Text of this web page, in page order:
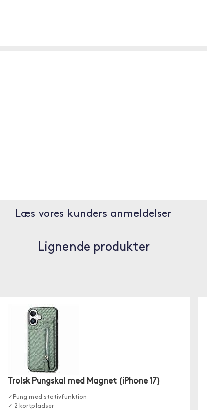
Læs vores kunders anmeldelser
Lignende produkter
Trolsk Pungskal med Magnet (iPhone 17)
✓Pung med stativfunktion
✓ 2 kortpladser